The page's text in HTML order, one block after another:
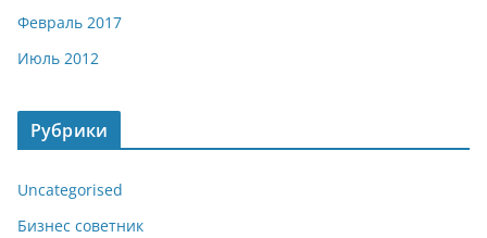
Февраль 2017
Июль 2012
Рубрики
Uncategorised
Бизнес советник